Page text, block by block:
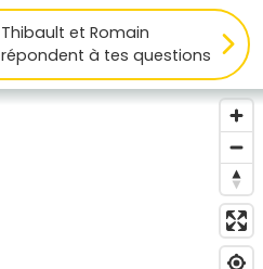
Thibault et Romain
répondent à tes questions